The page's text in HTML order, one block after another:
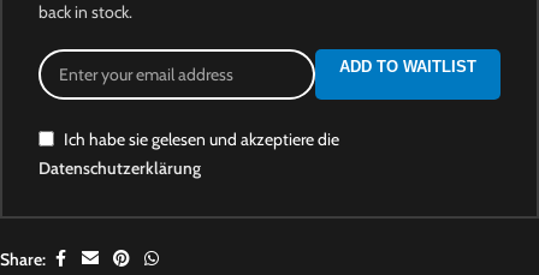
back in stock.
ADD TO WAITLIST
Ich habe sie gelesen und akzeptiere die
Datenschutzerklärung
Share: